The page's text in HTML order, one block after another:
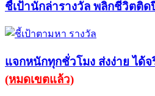
ชี้เป้านักล่ารางวัล พลิกชีวิตติด
แจกหนักทุกชั่วโมง ส่งง่าย​ ได้จ
(หมดเขตแล้ว)